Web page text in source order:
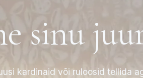
sinu
kardinaid või ruloosid tellida